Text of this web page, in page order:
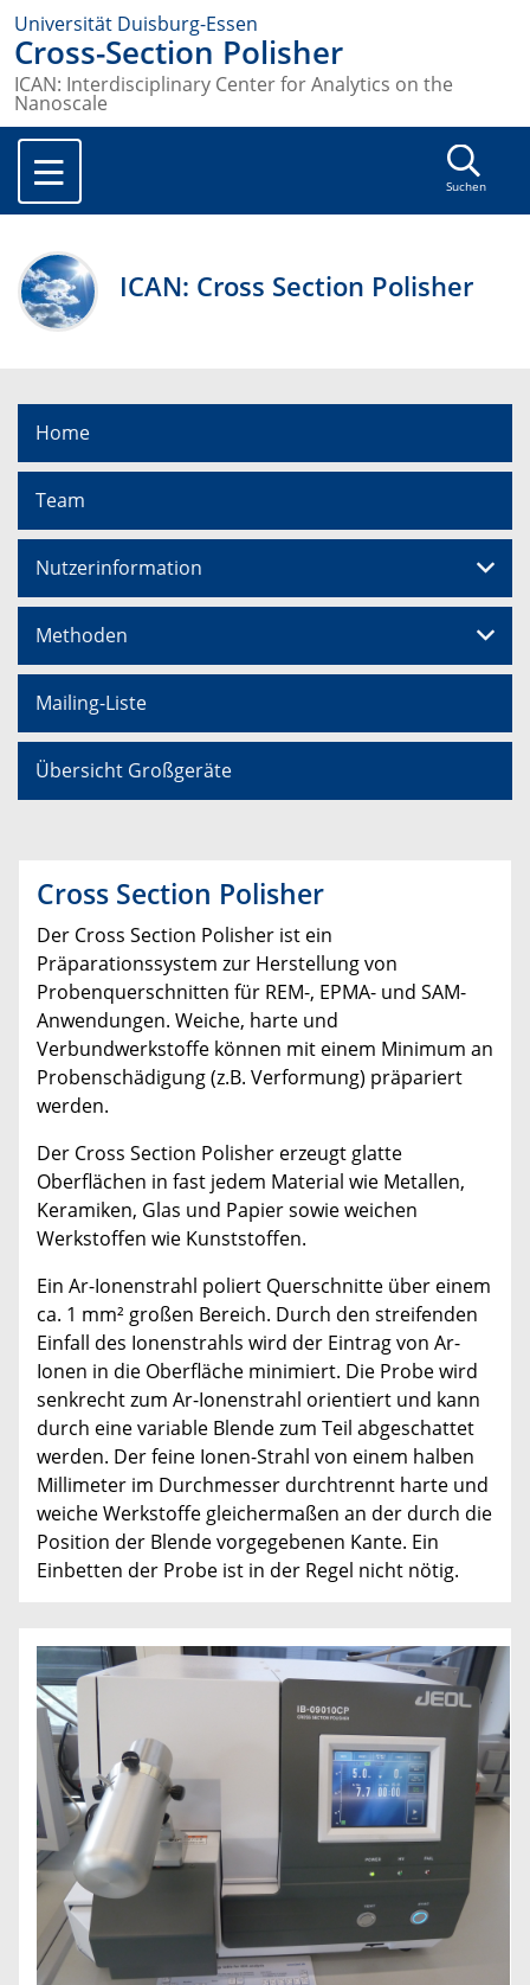
Universität Duisburg-Essen
Cross-Section Polisher
ICAN: Interdisciplinary Center for Analytics on the
Nanoscale
Suchen
ICAN: Cross Section Polisher
Home
Team
Nutzerinformation
Methoden
Mailing-Liste
Übersicht Großgeräte
Cross Section Polisher
Der Cross Section Polisher ist ein
Präparationssystem zur Herstellung von
Probenquerschnitten für REM-, EPMA- und SAM-
Anwendungen. Weiche, harte und
Verbundwerkstoffe können mit einem Minimum an
Probenschädigung (z.B. Verformung) präpariert
werden.
Der Cross Section Polisher erzeugt glatte
Oberflächen in fast jedem Material wie Metallen,
Keramiken, Glas und Papier sowie weichen
Werkstoffen wie Kunststoffen.
Ein Ar-Ionenstrahl poliert Querschnitte über einem
ca. 1 mm² großen Bereich. Durch den streifenden
Einfall des Ionenstrahls wird der Eintrag von Ar-
Ionen in die Oberfläche minimiert. Die Probe wird
senkrecht zum Ar-Ionenstrahl orientiert und kann
durch eine variable Blende zum Teil abgeschattet
werden. Der feine Ionen-Strahl von einem halben
Millimeter im Durchmesser durchtrennt harte und
weiche Werkstoffe gleichermaßen an der durch die
Position der Blende vorgegebenen Kante. Ein
Einbetten der Probe ist in der Regel nicht nötig.